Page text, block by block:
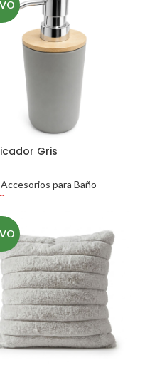
Gris
Accesorios para Baño